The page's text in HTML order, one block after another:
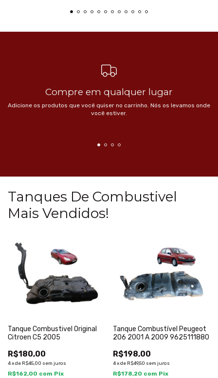
Compre em qualquer lugar
Adicione os produtos que você quiser no carrinho. Nós os levamos onde
você estiver.
Tanques De Combustivel
Mais Vendidos!
Tanque Combustivel Original
Citroen C5 2005
R$180,00
4xde R$45,00 sem juros
R$162,00 com Pix
Tanque Combustível Peugeot
206 2001 A 2009 9625111880
R$198,00
4xde R$49,50 sem juros
R$178,20 com Pix